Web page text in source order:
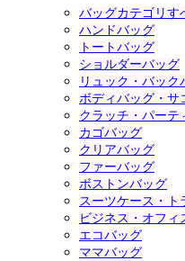
バッグカテゴリす
ハンドバッグ
トートバッグ
ショルダーバッグ
リュック・バック
ボディバッグ・サ
クラッチ・パーテ
カゴバッグ
クリアバッグ
ファーバッグ
ボストンバッグ
スーツケース・ト
ビジネス・オフィ
エコバッグ
ママバッグ